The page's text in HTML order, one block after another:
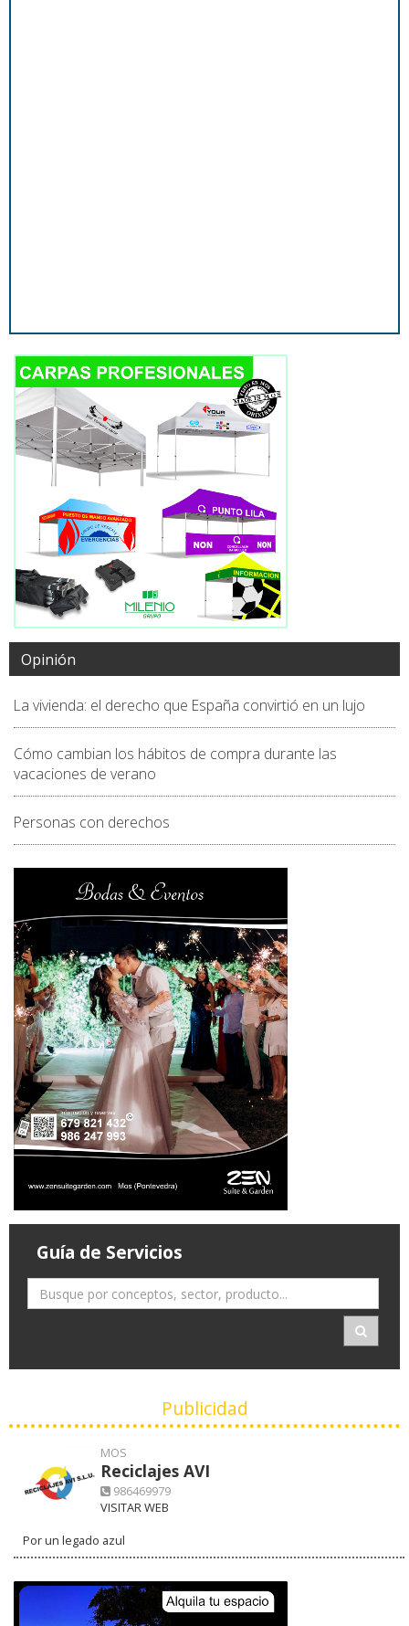
Opinión
La vivienda: el derecho que España convirtió en un lujo
Cómo cambian los hábitos de compra durante las
vacaciones de verano
Personas con derechos
Guía de Servicios
Publicidad
MOS
Reciclajes AVI
986469979
VISITAR WEB
Por un legado azul